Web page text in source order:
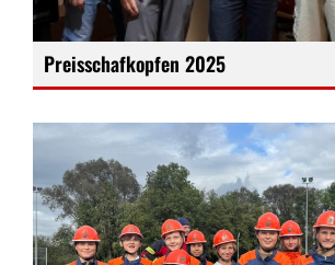
Preisschafkopfen 2025